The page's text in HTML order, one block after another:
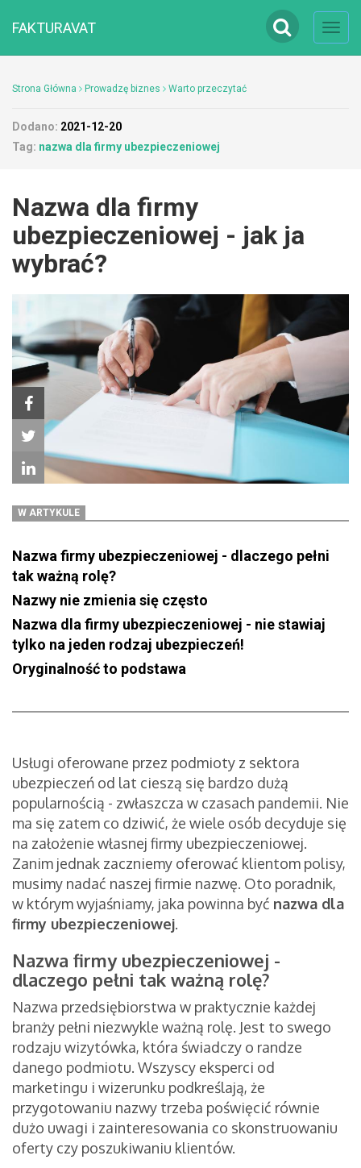
FAKTURAVAT
Strona Główna Prowadzę biznes Warto przeczytać
Dodano: 2021-12-20
Tag: nazwa dla firmy ubezpieczeniowej
Nazwa dla firmy
ubezpieczeniowej - jak ja
wybrać?
W ARTYKULE
Nazwa firmy ubezpieczeniowej - dlaczego pełni
tak ważną rolę?
Nazwy nie zmienia się często
Nazwa dla firmy ubezpieczeniowej - nie stawiaj
tylko na jeden rodzaj ubezpieczeń!
Oryginalność to podstawa
Usługi oferowane przez podmioty z sektora
ubezpieczeń od lat cieszą się bardzo dużą
popularnością - zwłaszcza w czasach pandemii. Nie
ma się zatem co dziwić, że wiele osób decyduje się
na założenie własnej firmy ubezpieczeniowej.
Zanim jednak zaczniemy oferować klientom polisy,
musimy nadać naszej firmie nazwę. Oto poradnik,
w którym wyjaśniamy, jaka powinna być nazwa dla
firmy ubezpieczeniowej.
Nazwa firmy ubezpieczeniowej -
dlaczego pełni tak ważną rolę?
Nazwa przedsiębiorstwa w praktycznie każdej
branży pełni niezwykle ważną rolę. Jest to swego
rodzaju wizytówka, która świadczy o randze
danego podmiotu. Wszyscy eksperci od
marketingu i wizerunku podkreślają, że
przygotowaniu nazwy trzeba poświęcić równie
dużo uwagi i zainteresowania co skonstruowaniu
oferty czy poszukiwaniu klientów.